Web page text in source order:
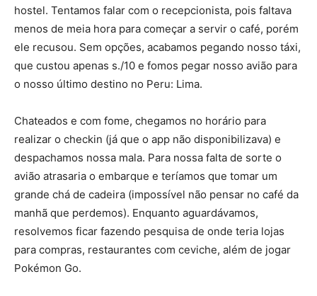
hostel. Tentamos falar com o recepcionista, pois faltava
menos de meia hora para começar a servir o café, porém
ele recusou. Sem opções, acabamos pegando nosso táxi,
que custou apenas s./10 e fomos pegar nosso avião para
o nosso último destino no Peru: Lima.
Chateados e com fome, chegamos no horário para
realizar o checkin (já que o app não disponibilizava) e
despachamos nossa mala. Para nossa falta de sorte o
avião atrasaria o embarque e teríamos que tomar um
grande chá de cadeira (impossível não pensar no café da
manhã que perdemos). Enquanto aguardávamos,
resolvemos ficar fazendo pesquisa de onde teria lojas
para compras, restaurantes com ceviche, além de jogar
Pokémon Go.